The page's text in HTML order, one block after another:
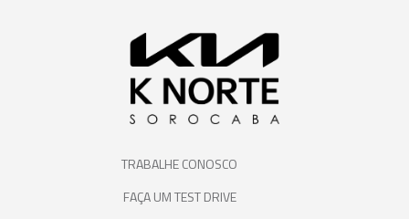
TRABALHE CONOSCO
FAÇA UM TEST DRIVE